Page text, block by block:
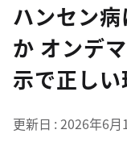
ハンセン
か オンデ
示で正しい
更新日 2026年6月